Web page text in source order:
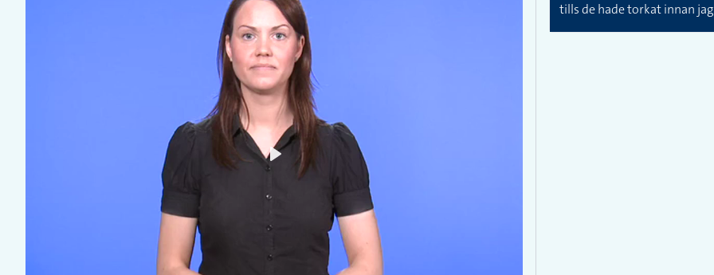
tills de hade torkat innan